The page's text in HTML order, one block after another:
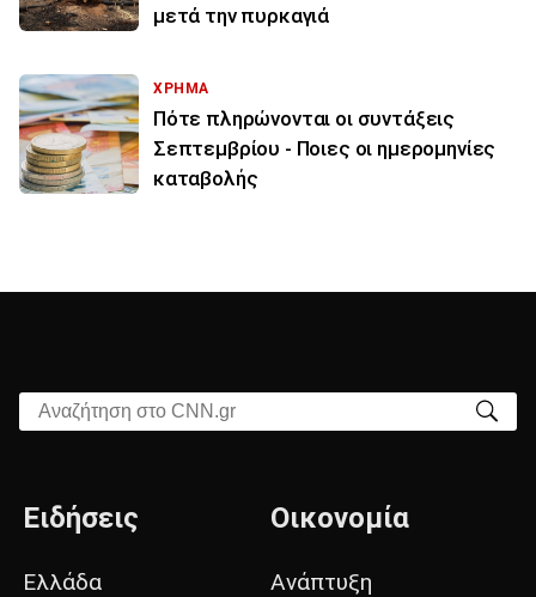
μετά την πυρκαγιά
ΧΡΗΜΑ
Πότε πληρώνονται οι συντάξεις
Σεπτεμβρίου - Ποιες οι ημερομηνίες
καταβολής
Αναζήτηση στο CNN.gr
Ειδήσεις
Ελλάδα
Οικονομία
Ανάπτυξη